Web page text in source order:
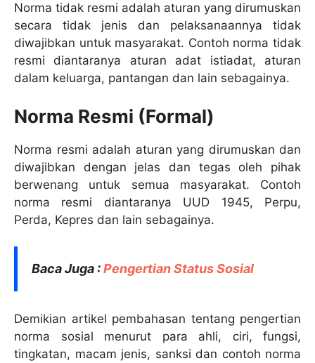
Norma tidak resmi adalah aturan yang dirumuskan
secara tidak jenis dan pelaksanaannya tidak
diwajibkan untuk masyarakat. Contoh norma tidak
resmi diantaranya aturan adat istiadat, aturan
dalam keluarga, pantangan dan lain sebagainya.
Norma Resmi (Formal)
Norma resmi adalah aturan yang dirumuskan dan
diwajibkan dengan jelas dan tegas oleh pihak
berwenang untuk semua masyarakat. Contoh
norma resmi diantaranya UUD 1945, Perpu,
Perda, Kepres dan lain sebagainya.
Baca Juga :Pengertian Status Sosial
Demikian artikel pembahasan tentang pengertian
norma sosial menurut para ahli, ciri, fungsi,
tingkatan, macam jenis, sanksi dan contoh norma